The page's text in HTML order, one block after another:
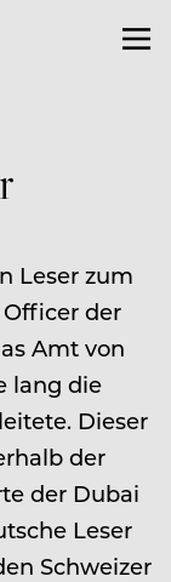
Leser zum
der
Amt von
lang die
Dieser
der
der Dubai
Leser
Schweizer